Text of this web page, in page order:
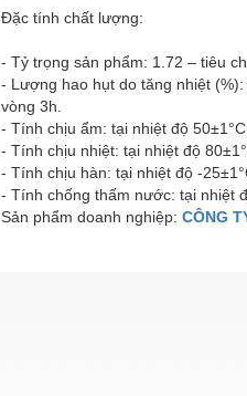
Đặc tính chất lượng:
- Tỷ trọng sản phẩm: 1.72 – tiêu
- Lượng hao hụt do tăng nhiệt
vòng 3h.
- Tính chịu ẩm: tại nhiệt độ
- Tính chịu nhiệt: tại nhiệt độ
- Tính chịu hàn: tại nhiệt độ -
- Tính chống thấm nước: tại nhiệt
Sản phẩm doanh nghiệp: CÔNG